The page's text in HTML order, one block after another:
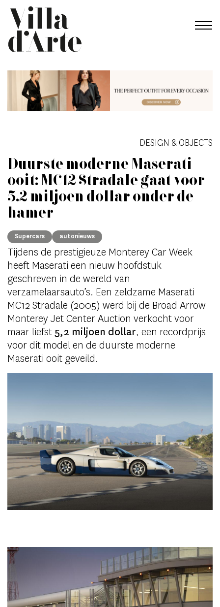
DESIGN & OBJECTS
Duurste moderne Maserati
ooit: MC12 Stradale gaat voor
5,2 miljoen dollar onder de
hamer
Supercars autonieuws
Tijdens de prestigieuze Monterey Car Week
heeft Maserati een nieuw hoofdstuk
geschreven in de wereld van
verzamelaarsauto’s. Een zeldzame Maserati
MC12 Stradale (2005) werd bij de Broad Arrow
Monterey Jet Center Auction verkocht voor
maar liefst5,2 miljoen dollar, een recordprijs
voor dit model en de duurste moderne
Maserati ooit geveild.